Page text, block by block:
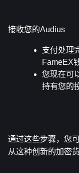
接收您的Audius
支付处理
FameEX
您现在可
持有您的
通过这些步骤，您
从这种创新的加密